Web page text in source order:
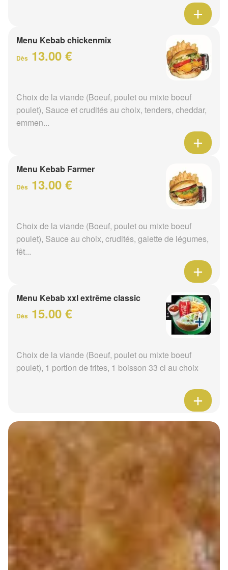
Menu Kebab chickenmix
Dès 13.00 €
Choix de la viande (Boeuf, poulet ou mixte boeuf
poulet), Sauce et crudités au choix, tenders, cheddar,
emmen...
Menu Kebab Farmer
Dès 13.00 €
Choix de la viande (Boeuf, poulet ou mixte boeuf
poulet), Sauce au choix, crudités, galette de légumes,
fêt...
Menu Kebab xxl extrême classic
Dès 15.00 €
Choix de la viande (Boeuf, poulet ou mixte boeuf
poulet), 1 portion de frites, 1 boisson 33 cl au choix